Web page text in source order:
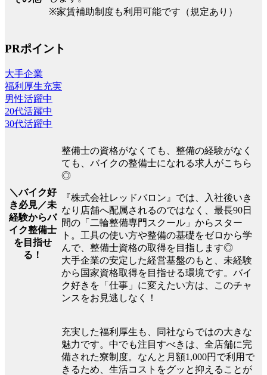
※家賃補助制度も利用可能です（規定あり）
PRポイント
大手企業
福利厚生充実
男性活躍中
20代活躍中
30代活躍中
＼バイク好
き必見／未
経験からバ
イク整備士
を目指せ
る！
整備士の資格がなくても、整備の経験がなく
ても、バイクの整備士になれる求人がこちら
◎
『株式会社レッドバロン』では、入社後いき
なり店舗へ配属されるのではなく、最長90日
間の「二輪整備専門スクール」からスター
ト。工具の使い方や整備の基礎をゼロから学
んで、整備士資格の取得を目指します◎
大手企業の安定した経営基盤のもと、未経験
から国家資格取得を目指せる環境です。バイ
ク好きを「仕事」に変えたい方は、このチャ
ンスをお見逃しなく！
充実した福利厚生も、同社ならではの大きな
魅力です。中でも注目すべきは、全店舗に完
備された寮制度。なんと月額1,000円で利用で
きるため、生活コストをグッと抑えることが